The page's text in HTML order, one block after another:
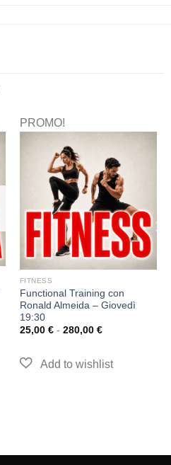
PROMO!
FITNESS
Functional Training con
Ronald Almeida – Giovedì
19:30
25,00 € - 280,00 €